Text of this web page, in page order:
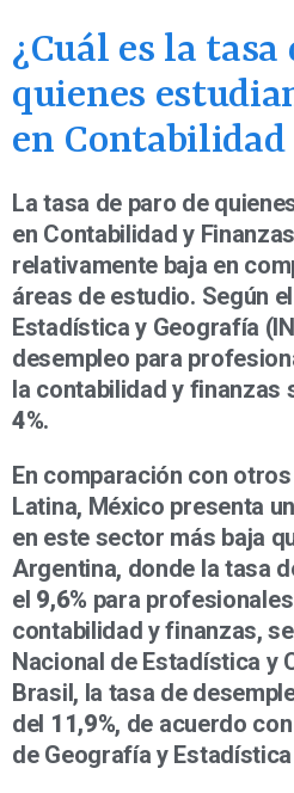
¿Cuál es la tasa
quienes
en Contabilidad
La tasa de paro de
en Contabilidad y
relativamente baja en
áreas de estudio. Según
Estadística y Geografía
desempleo para
la contabilidad y finanzas
4%.
En comparación con
Latina, México presenta
en este sector más baja
Argentina, donde la tasa
el 9,6% para
contabilidad y finanzas,
Nacional de Estadística y
Brasil, la tasa de
del 11,9%, de acuerdo
de Geografía y Estadística